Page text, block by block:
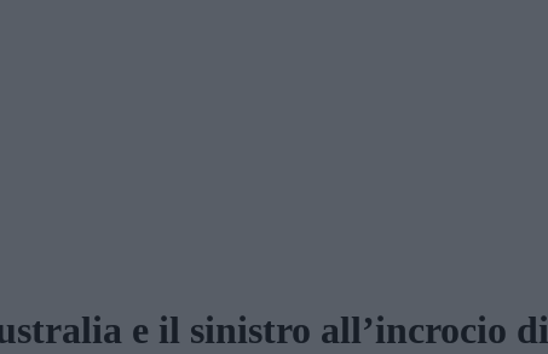
e il sinistro all’incrocio